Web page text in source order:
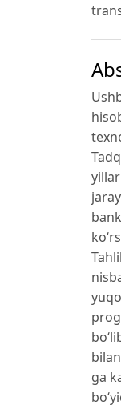
ga